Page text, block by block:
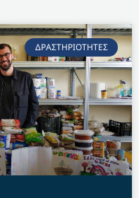
ΔΡΑΣΤΗΡΙΟΤΗΤΕΣ